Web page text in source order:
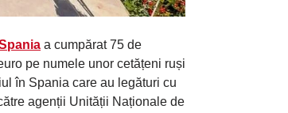
a cumpărat 75 de
pe numele unor cetățeni ruși
în Spania care au legături cu
agenții Unității Naționale de